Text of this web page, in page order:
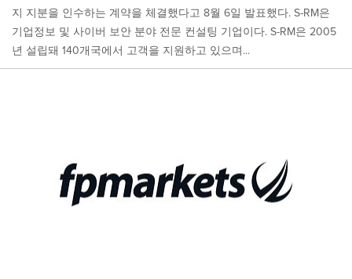
지 지분을 인수하는 계약을 체결했다고 8월 6일 발표했다. S-RM은
기업정보 및 사이버 보안 분야 전문 컨설팅 기업이다. S-RM은 2005
년 설립돼 140개국에서 고객을 지원하고 있으며...